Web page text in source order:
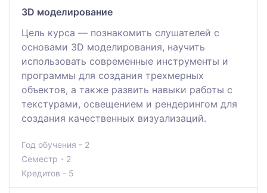
3D моделирование
Цель курса — познакомить слушателей с
основами 3D моделирования, научить
использовать современные инструменты и
программы для создания трехмерных
объектов, а также развить навыки работы с
текстурами, освещением и рендерингом для
создания качественных визуализаций.
Год обучения - 2
Семестр - 2
Кредитов - 5